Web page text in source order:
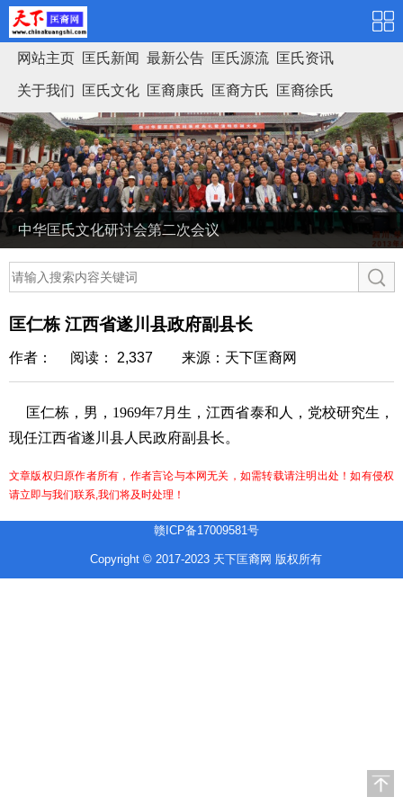
网站主页 匡氏新闻 最新公告 匡氏源流 匡氏资讯
关于我们 匡氏文化 匡裔康氏 匡裔方氏 匡裔徐氏
匡氏家谱
中华匡氏文化研讨会第二次会议
匡仁栋 江西省遂川县政府副县长
作者： 阅读： 2,337 来源：天下匡裔网
匡仁栋，男， 1969年7月生，江西省泰和人，党校研究生，
现任江西省遂川县人民政府副县长。
文章版权归原作者所有，作者言论与本网无关，如需转载请注明出处！如有侵权
请立即与我们联系,我们将及时处理！
赣ICP备17009581号
Copyright © 2017-2023 天下匡裔网 版权所有